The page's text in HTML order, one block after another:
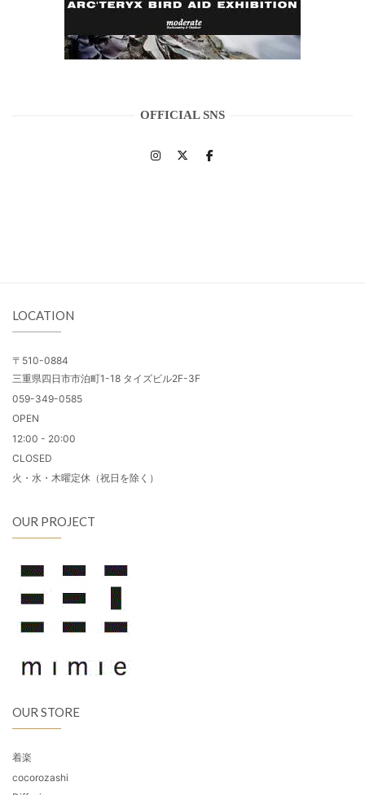
OFFICIAL SNS
LOCATION
〒510-0884
三重県四日市市泊町1-18 タイズビル2F-3F
059-349-0585
OPEN
12:00 - 20:00
CLOSED
火・水・木曜定休（祝日を除く）
OUR PROJECT
OUR STORE
着楽
cocorozashi